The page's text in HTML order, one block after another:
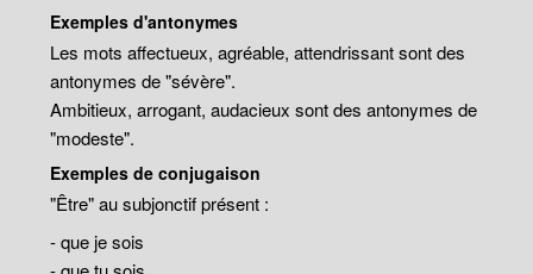
Exemples d'antonymes
Les mots affectueux, agréable, attendrissant sont des
antonymes de "sévère".
Ambitieux, arrogant, audacieux sont des antonymes de
"modeste".
Exemples de conjugaison
"Être" au subjonctif présent :
- que je sois